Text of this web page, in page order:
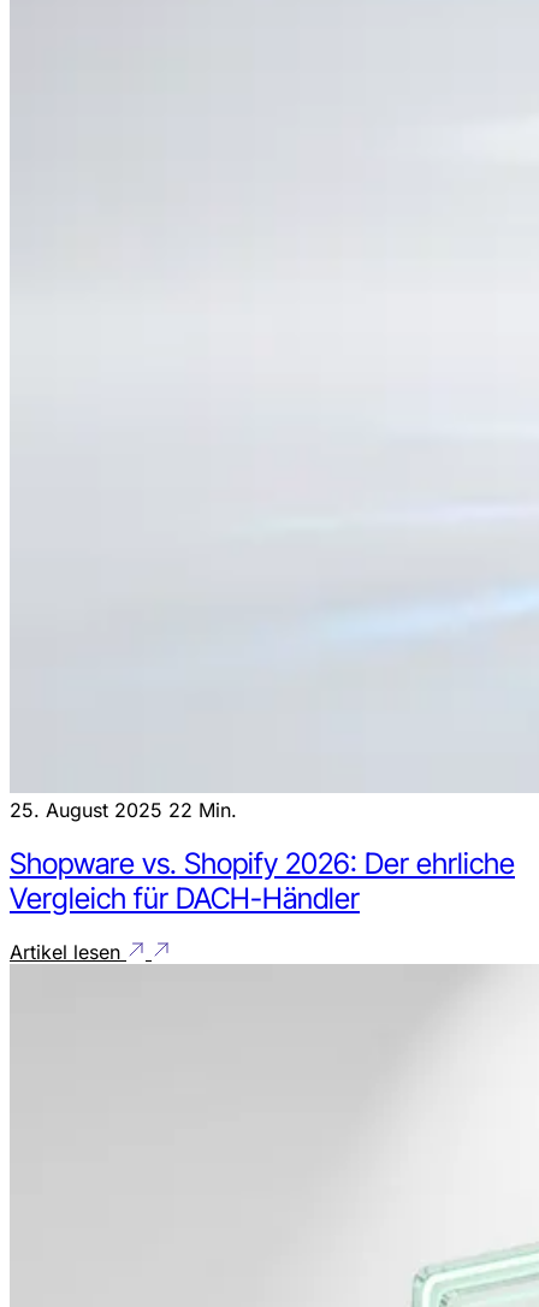
25. August 2025 22 Min.
Shopware vs. Shopify 2026: Der ehrliche
Vergleich für DACH-Händler
Artikel lesen